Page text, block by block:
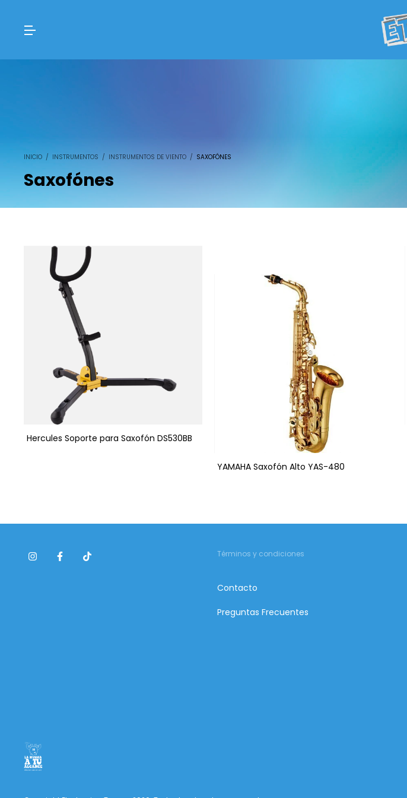
INICIO / INSTRUMENTOS / INSTRUMENTOS DE VIENTO / SAXOFÓNES
Saxofónes
Hercules Soporte para Saxofón DS530BB
YAMAHA Saxofón Alto YAS-480
Términos y condiciones
Contacto
Preguntas Frecuentes